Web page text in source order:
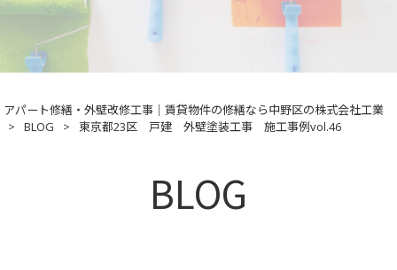
アパート修繕・外壁改修工事｜賃貸物件の修繕なら中野区の株式会社工業
>
BLOG > 東京都23区 戸建 外壁塗装工事 施工事例vol.46
BLOG